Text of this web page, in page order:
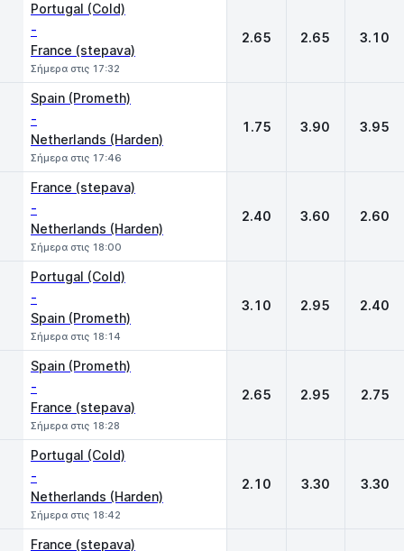
Portugal (Cold)
-
France (stepava)
Σήμερα στις 17:32
2.65 2.65 3.10
Spain (Prometh)
-
Netherlands (Harden)
Σήμερα στις 17:46
1.75 3.90 3.95
France (stepava)
-
Netherlands (Harden)
Σήμερα στις 18:00
2.40 3.60 2.60
Portugal (Cold)
-
Spain (Prometh)
Σήμερα στις 18:14
3.10 2.95 2.40
Spain (Prometh)
-
France (stepava)
Σήμερα στις 18:28
2.65 2.95 2.75
Portugal (Cold)
-
Netherlands (Harden)
Σήμερα στις 18:42
2.10 3.30 3.30
France (stepava)